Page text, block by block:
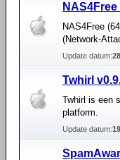
NAS4Free
(Network-
Update datum:
Twhirl
Twhirl is een
platform.
Update datum: